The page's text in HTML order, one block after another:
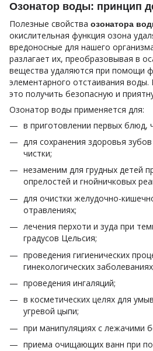
Озонатор воды: принцип
Полезные свойства озонатора
окислительная функция озона
вредоносные для нашего
разлагает их, преобразовывая в
вещества удаляются при помощи
элементарного отстаивания
это получить безопасную и
Озонатор воды применяется для:
в приготовлении первых блюд,
для сохранения здоровья
чистки;
незаменим для грудных детей
опрелостей и гнойничковых
для очистки желудочно-
отравлениях;
лечения перхоти и зуда при
градусов Цельсия;
проведения гигиенических
гинекологических
проведения ингаляций;
в косметических целях для
угревой цыпи;
при манипуляциях с лежачими
приема очищающих ванн при